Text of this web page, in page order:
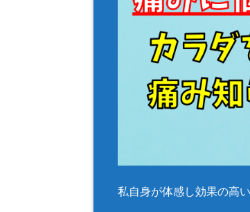
私自身が体感し効果の高